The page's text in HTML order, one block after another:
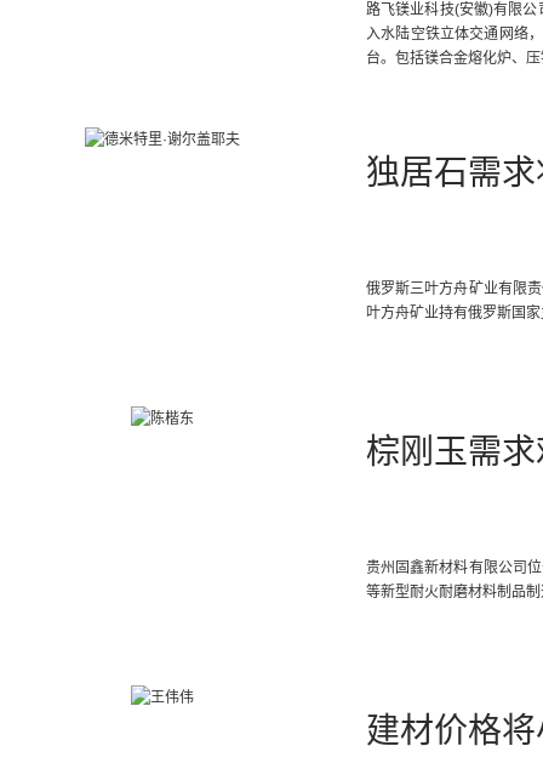
路飞镁业科技(安徽)有限
入水陆空铁立体交通网络
台。包括镁合金熔化炉、
独居石需
俄罗斯三叶方舟矿业有限
叶方舟矿业持有俄罗斯国
棕刚玉需
贵州固鑫新材料有限公司
等新型耐火耐磨材料制品
建材价格